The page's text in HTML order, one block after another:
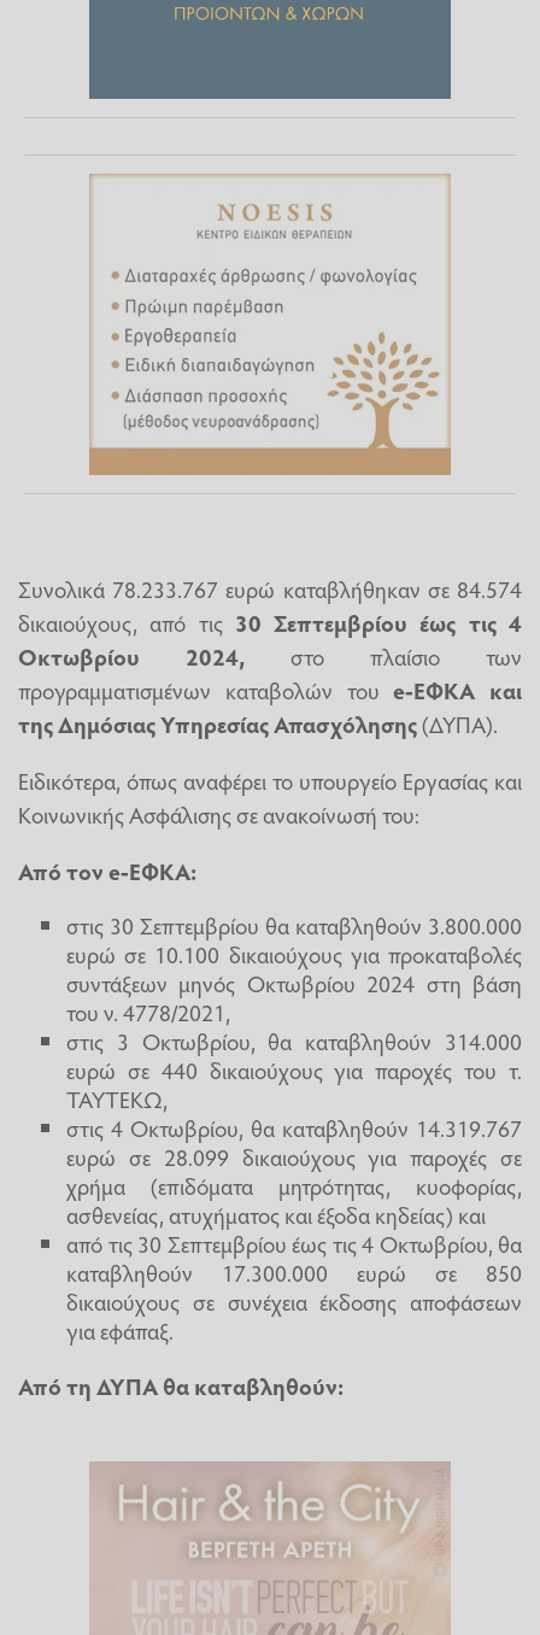
Συνολικά 78.233.767 ευρώ καταβλήθηκαν σε 84.574
δικαιούχους, από τις 30 Σεπτεμβρίου έως τις 4
Οκτωβρίου 2024, στο πλαίσιο των
προγραμματισμένων καταβολών τουe-ΕΦΚΑ και
της ΔημόσιαςΥπηρεσίας Απασχόλησης(ΔΥΠΑ).
Ειδικότερα, όπως αναφέρει το υπουργείο Εργασίας και
Κοινωνικής Ασφάλισης σε ανακοίνωσή του:
Από τον e-ΕΦΚΑ:
στις 30 Σεπτεμβρίου θα καταβληθούν 3.800.000
ευρώ σε 10.100 δικαιούχους για προκαταβολές
συντάξεων μηνός Οκτωβρίου 2024 στη βάση
του ν. 4778/2021,
στις 3 Οκτωβρίου, θα καταβληθούν 314.000
ευρώ σε 440 δικαιούχους για παροχές του τ.
ΤΑΥΤΕΚΩ,
στις 4 Οκτωβρίου, θα καταβληθούν 14.319.767
ευρώ σε 28.099 δικαιούχους για παροχές σε
χρήμα (επιδόματα μητρότητας, κυοφορίας,
ασθενείας, ατυχήματος και έξοδα κηδείας) και
από τις 30 Σεπτεμβρίου έως τις 4 Οκτωβρίου, θα
καταβληθούν 17.300.000 ευρώ σε 850
δικαιούχους σε συνέχεια έκδοσης αποφάσεων
για εφάπαξ.
Από τη ΔΥΠΑ θα καταβληθούν: